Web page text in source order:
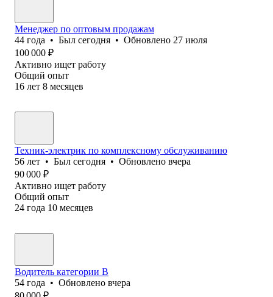
Менеджер по оптовым продажам
44 года • Был сегодня • Обновлено 27 июля
100 000 ₽
Активно ищет работу
Общий опыт
16 лет 8 месяцев
Техник-электрик по комплексному обслуживанию
56 лет • Был сегодня • Обновлено вчера
90 000 ₽
Активно ищет работу
Общий опыт
24 года 10 месяцев
Водитель категории В
54 года • Обновлено вчера